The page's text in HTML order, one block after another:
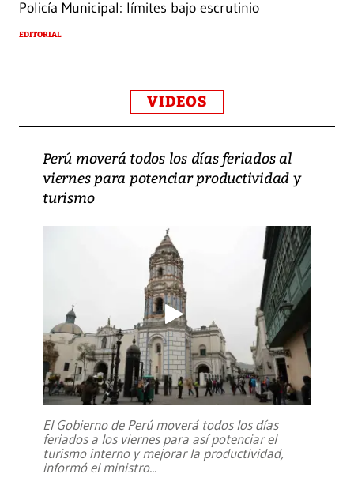
Policía Municipal: límites bajo escrutinio
EDITORIAL
VIDEOS
Perú moverá todos los días feriados al
viernes para potenciar productividad y
turismo
El Gobierno de Perú moverá todos los días
feriados a los viernes para así potenciar el
turismo interno y mejorar la productividad,
informó el ministro...